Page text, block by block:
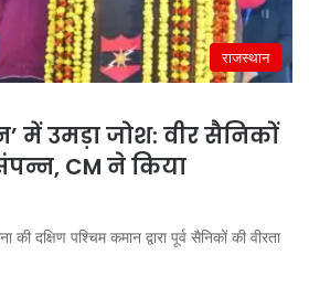
राजस्थान
में उमड़ा जोश: वीर सैनिकों
CM ने किया
दक्षिण पश्चिम कमान द्वारा पूर्व सैनिकों की वीरता